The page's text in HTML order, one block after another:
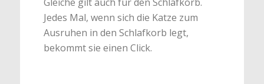
Jedes Mal, wenn sich die Katze zum
Ausruhen in den Schlafkorb legt,
bekommt sie einen Click.